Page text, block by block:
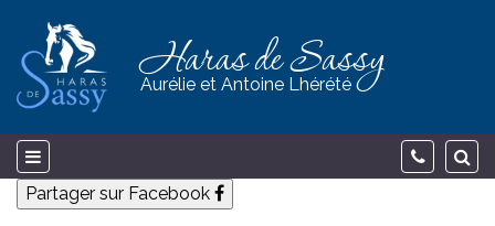
Haras de Sassy
Aurélie et Antoine Lhérété
Partager sur Facebook